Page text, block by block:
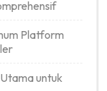
Platform
untuk